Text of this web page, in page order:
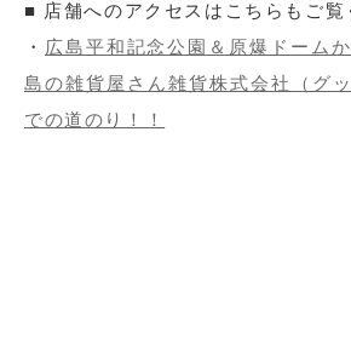
■ 店舗へのアクセスはこちらもご覧
・ 広島平和記念公園＆原爆ドーム
島の雑貨屋さん雑貨株式会社（グ
での道のり！！